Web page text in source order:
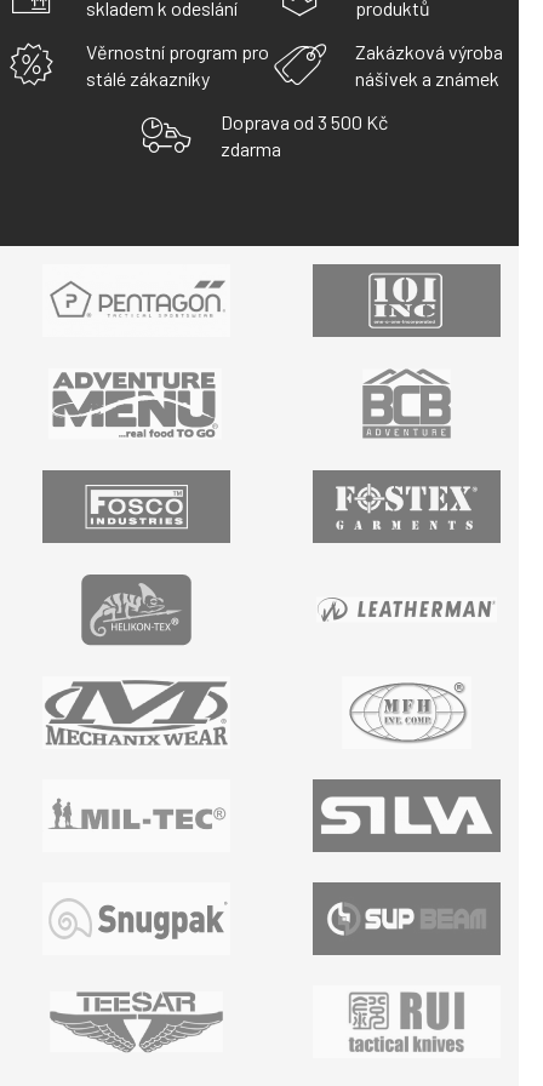
skladem k odeslání
produktů
Věrnostní program pro
stálé zákazníky
Zakázková výroba
nášivek a známek
Doprava od 3 500 Kč
zdarma